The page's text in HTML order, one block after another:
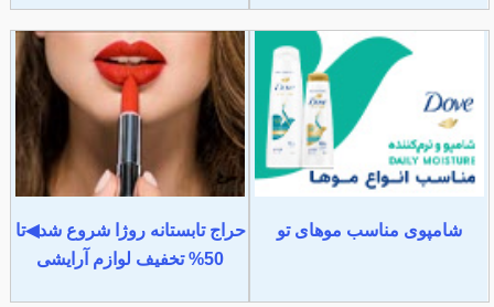
شامپوی مناسب موهای تو
حراج تابستانه روژا شروع شد◀تا
50% تخفیف لوازم آرایشی